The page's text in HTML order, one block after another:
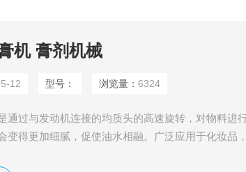
机 膏剂机械
12 型号： 浏览量：6324
通过与发动机连接的均质头的高速旋转，对物料进
变得更加细腻，促使油水相融。广泛应用于化妆品